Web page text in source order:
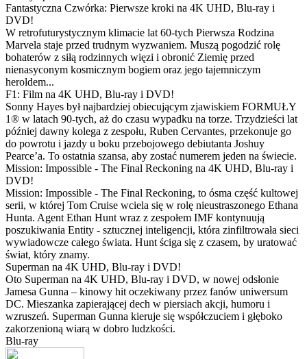
Fantastyczna Czwórka: Pierwsze kroki na 4K UHD, Blu-ray i
DVD!
W retrofuturystycznym klimacie lat 60-tych Pierwsza Rodzina
Marvela staje przed trudnym wyzwaniem. Muszą pogodzić rolę
bohaterów z siłą rodzinnych więzi i obronić Ziemię przed
nienasyconym kosmicznym bogiem oraz jego tajemniczym
heroldem...
F1: Film na 4K UHD, Blu-ray i DVD!
Sonny Hayes był najbardziej obiecującym zjawiskiem FORMUŁY
1® w latach 90-tych, aż do czasu wypadku na torze. Trzydzieści lat
później dawny kolega z zespołu, Ruben Cervantes, przekonuje go
do powrotu i jazdy u boku przebojowego debiutanta Joshuy
Pearce’a. To ostatnia szansa, aby zostać numerem jeden na świecie.
Mission: Impossible - The Final Reckoning na 4K UHD, Blu-ray i
DVD!
Mission: Impossible - The Final Reckoning, to ósma część kultowej
serii, w której Tom Cruise wciela się w rolę nieustraszonego Ethana
Hunta. Agent Ethan Hunt wraz z zespołem IMF kontynuują
poszukiwania Entity - sztucznej inteligencji, która zinfiltrowała sieci
wywiadowcze całego świata. Hunt ściga się z czasem, by uratować
świat, który znamy.
Superman na 4K UHD, Blu-ray i DVD!
Oto Superman na 4K UHD, Blu-ray i DVD, w nowej odsłonie
Jamesa Gunna – kinowy hit oczekiwany przez fanów uniwersum
DC. Mieszanka zapierającej dech w piersiach akcji, humoru i
wzruszeń. Superman Gunna kieruje się współczuciem i głęboko
zakorzenioną wiarą w dobro ludzkości.
Blu-ray